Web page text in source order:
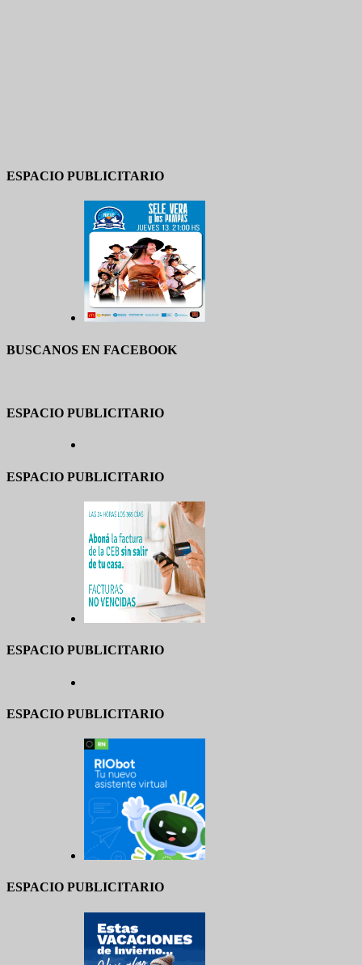
ESPACIO PUBLICITARIO
BUSCANOS EN FACEBOOK
ESPACIO PUBLICITARIO
ESPACIO PUBLICITARIO
ESPACIO PUBLICITARIO
ESPACIO PUBLICITARIO
ESPACIO PUBLICITARIO